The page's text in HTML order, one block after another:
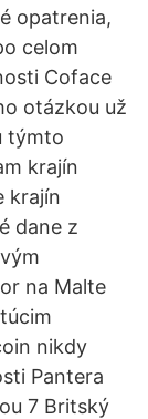
opatrenia,
celom
Coface
otázkou už
týmto
krajín
krajín
dane z
na Malte
nikdy
Pantera
7 Britský